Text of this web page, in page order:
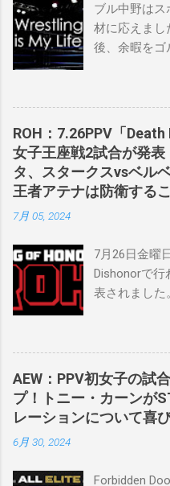
ブル中野はス
材に応えまし
後、余暇をゴ
ました。な
の可能性に満
カーン社長に
2023年にス
れました。ス
文化の過去、
とができるこ
好きです。
割を果たし
をとても誇り
ケバンのレ
の子供のよ
新のショーは
子プロレスリ
し、5試合の
野が見守る
ROH：7.26PPV「
女子王座戦2試合が発
タ、スタークスvsベル
王者アテナは防衛する
7月 05, 2024
7月26日金曜
Dishonorで
表されました
を防衛する
曜日のROH
ら活動を休止
ストーリー上
女子世界チ
我の恐怖に
AEW：PPV初女子の試
プ！トニー・カーンが
レーションについて喜び
6月 30, 2024
Forbidden